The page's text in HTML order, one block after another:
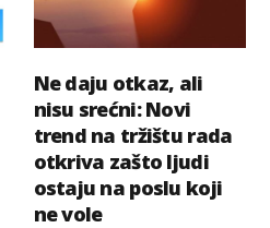
Ne daju otkaz, ali
nisu srećni: Novi
trend na tržištu rada
otkriva zašto ljudi
ostaju na poslu koji
ne vole